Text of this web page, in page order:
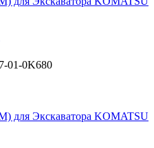
01-0K680